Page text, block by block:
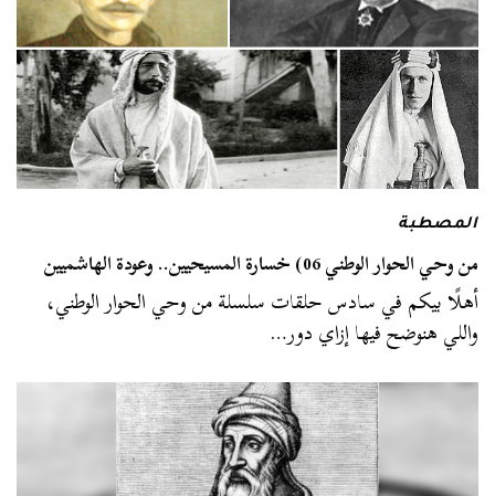
المصطبة
من وحي الحوار الوطني 06) خسارة المسيحيين.. وعودة الهاشميين
أهلًا بيكم في سادس حلقات سلسلة من وحي الحوار الوطني،
واللي هنوضح فيها إزاي دور…